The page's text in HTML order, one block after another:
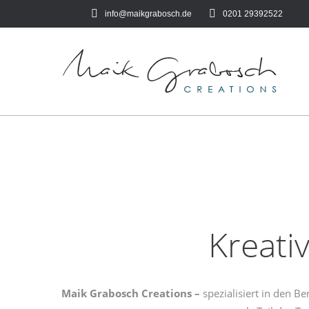
info@maikgrabosch.de 0201 29392522‬
Maik Grabosch Creations – spezialisiert in den